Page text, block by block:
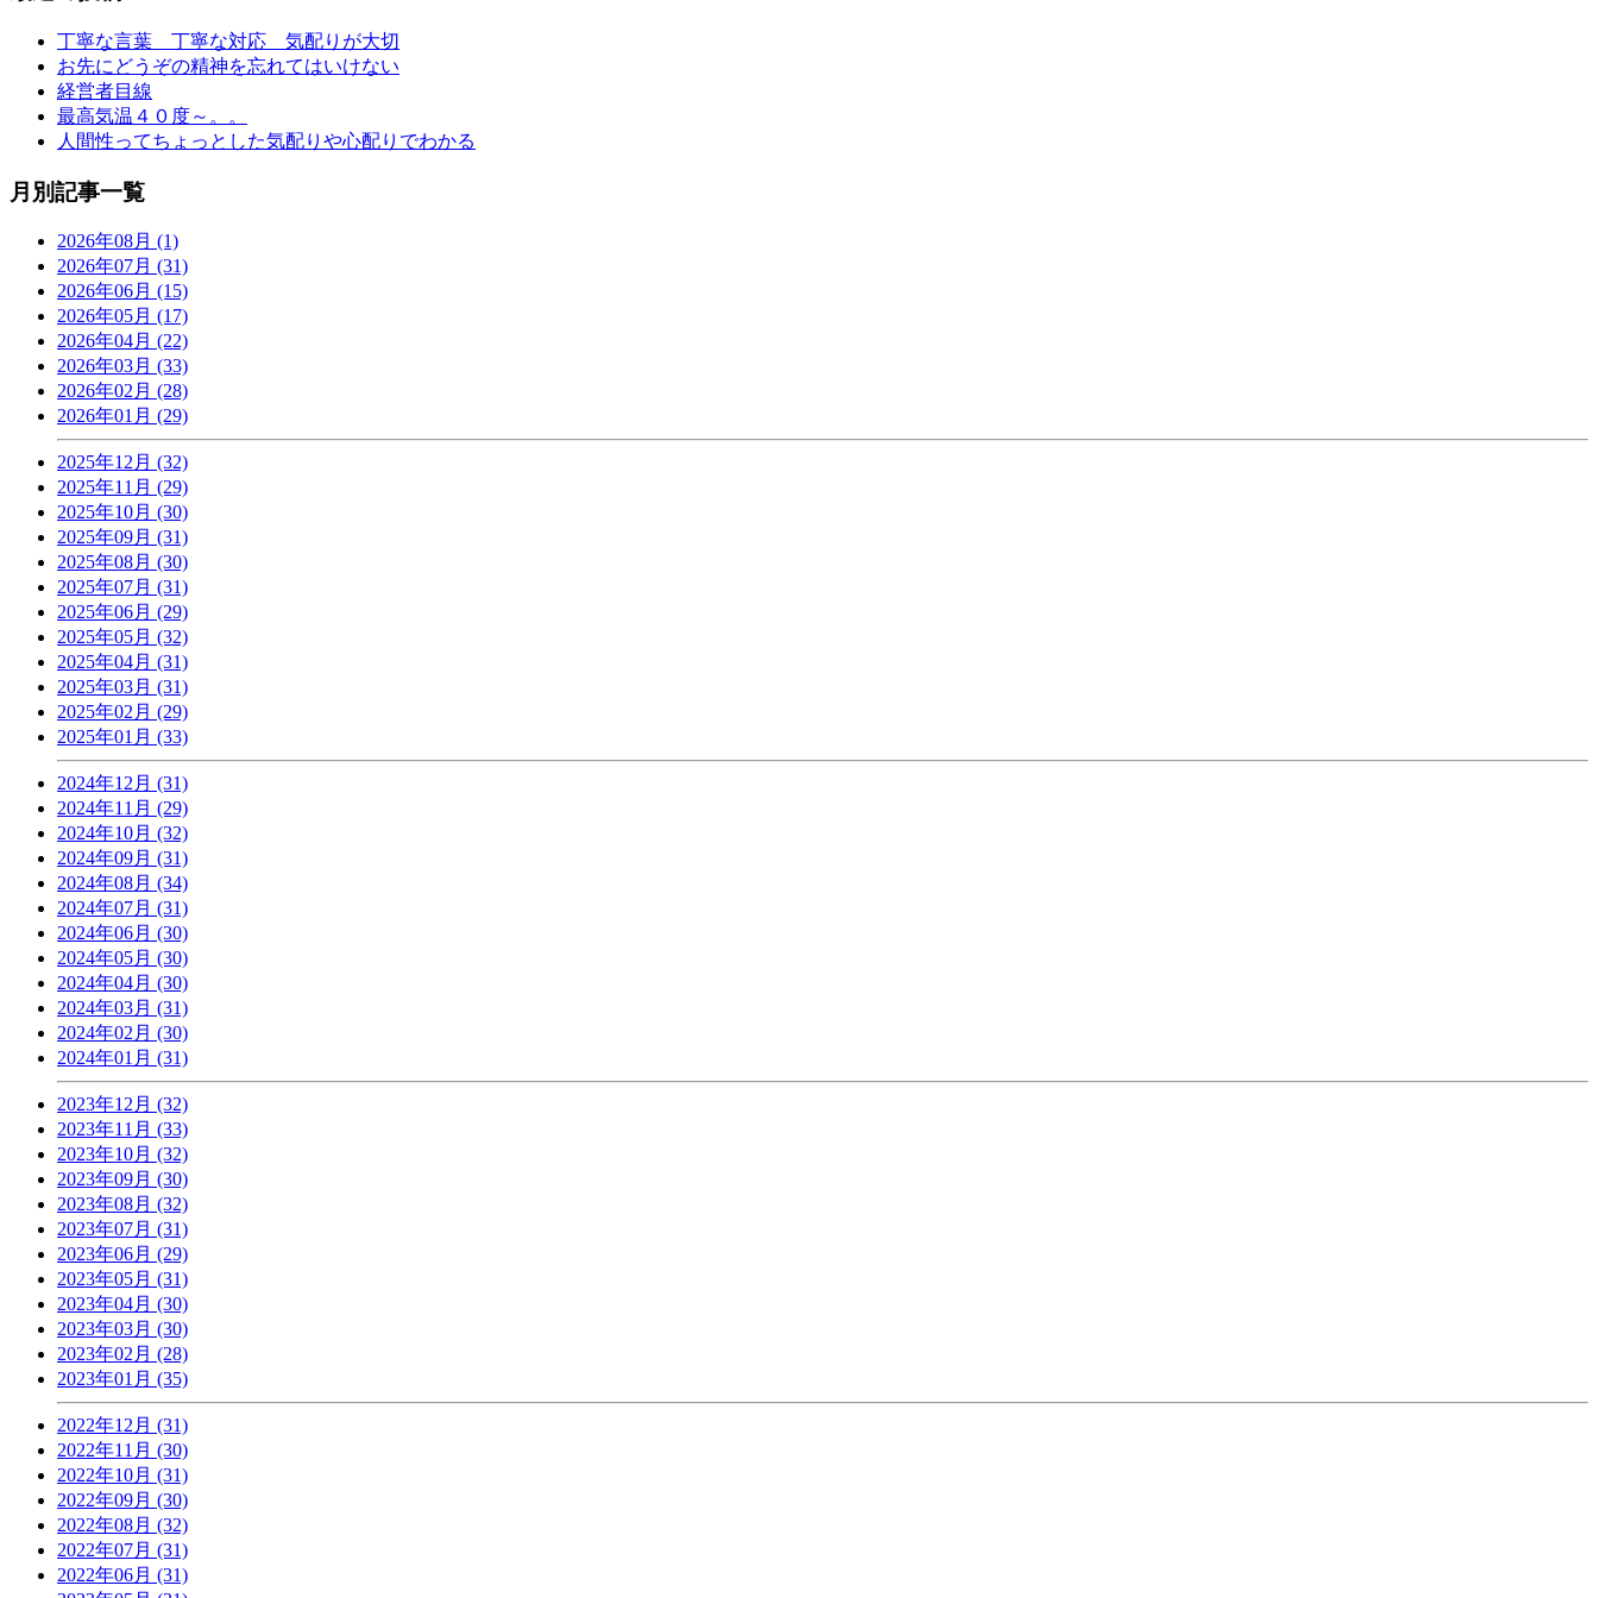
丁寧な言葉 丁寧な対応 気配りが大切
お先にどうぞの精神を忘れてはいけない
経営者目線
最高気温４０度～。。
人間性ってちょっとした気配りや心配りでわかる
月別記事一覧
2026年08月 (1)
2026年07月 (31)
2026年06月 (15)
2026年05月 (17)
2026年04月 (22)
2026年03月 (33)
2026年02月 (28)
2026年01月 (29)
2025年12月 (32)
2025年11月 (29)
2025年10月 (30)
2025年09月 (31)
2025年08月 (30)
2025年07月 (31)
2025年06月 (29)
2025年05月 (32)
2025年04月 (31)
2025年03月 (31)
2025年02月 (29)
2025年01月 (33)
2024年12月 (31)
2024年11月 (29)
2024年10月 (32)
2024年09月 (31)
2024年08月 (34)
2024年07月 (31)
2024年06月 (30)
2024年05月 (30)
2024年04月 (30)
2024年03月 (31)
2024年02月 (30)
2024年01月 (31)
2023年12月 (32)
2023年11月 (33)
2023年10月 (32)
2023年09月 (30)
2023年08月 (32)
2023年07月 (31)
2023年06月 (29)
2023年05月 (31)
2023年04月 (30)
2023年03月 (30)
2023年02月 (28)
2023年01月 (35)
2022年12月 (31)
2022年11月 (30)
2022年10月 (31)
2022年09月 (30)
2022年08月 (32)
2022年07月 (31)
2022年06月 (31)